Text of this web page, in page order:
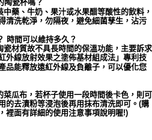
陶瓷杯嗎？
藥、牛奶、果汁或水果醋等酸性的飲料，
清洗乾淨，勿隔夜，避免細菌孳生，沾污
時間可以維持多久？
材質故不具長時間的保溫功能，主要訴求
外線放射效果之塗佈基材組成法」專利技
品能釋放遠紅外線及負離子，可以優化您
瓜布，若杯子使用一段時間後卡色，則可
的去漬粉等浸泡後再用抹布清洗即可。(購
裡面有詳細的使用注意事項說明喔!)